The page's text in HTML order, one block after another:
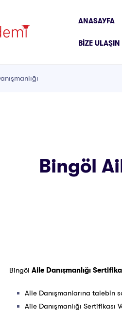
ANASAYFA
BIZE ULAŞIN
Bingöl
Bingöl Aile Danışmanlığı
Aile Danışmanlarına talebin
Aile Danışmanlığı Sertifikası